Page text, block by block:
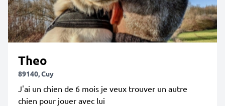
Theo
89140, Cuy
J'ai un chien de 6 mois je veux trouver un autre
chien pour jouer avec lui